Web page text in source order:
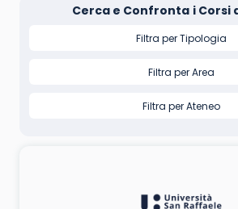
Cerca e Confronta i Corsi